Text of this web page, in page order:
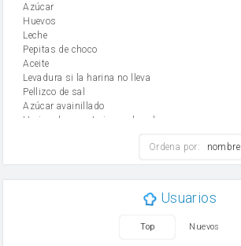
Azúcar
huevos
leche
Pepitas de choco
aceite
Levadura si la harina no lleva
Pellizco de sal
Azúcar avainillado
Harina de reposteria con levadura
mantequilla
Ordena por: nombre
Usuarios
Top Nuevos